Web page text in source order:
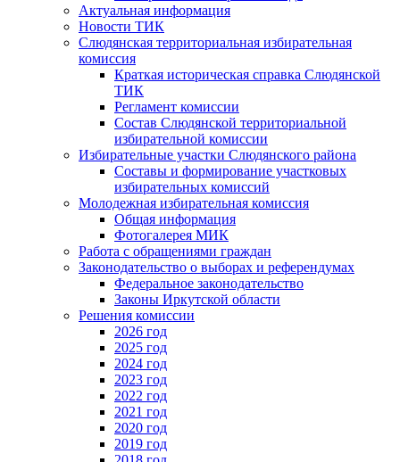
Актуальная информация
Новости ТИК
Слюдянская территориальная избирательная
комиссия
Краткая историческая справка Слюдянской
ТИК
Регламент комиссии
Состав Слюдянской территориальной
избирательной комиссии
Избирательные участки Слюдянского района
Составы и формирование участковых
избирательных комиссий
Молодежная избирательная комиссия
Общая информация
Фотогалерея МИК
Работа с обращениями граждан
Законодательство о выборах и референдумах
Федеральное законодательство
Законы Иркутской области
Решения комиссии
2026 год
2025 год
2024 год
2023 год
2022 год
2021 год
2020 год
2019 год